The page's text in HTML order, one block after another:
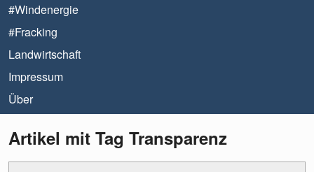
#Windenergie
#Fracking
Landwirtschaft
Impressum
Über
Artikel mit Tag Transparenz